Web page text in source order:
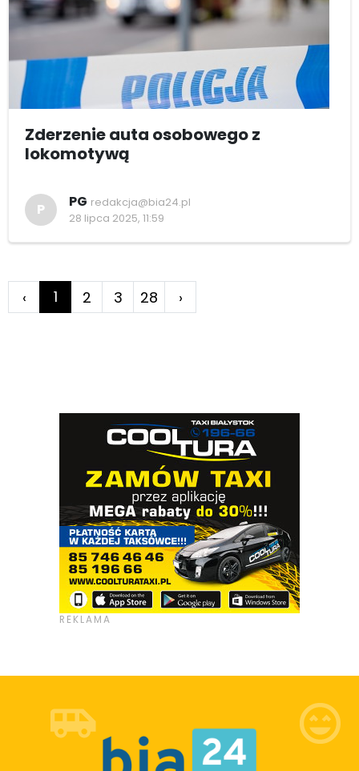
Zderzenie auta osobowego z
lokomotywą
P PG redakcja@bia24.pl
28 lipca 2025, 11:59
‹ 1 2 3 28 ›